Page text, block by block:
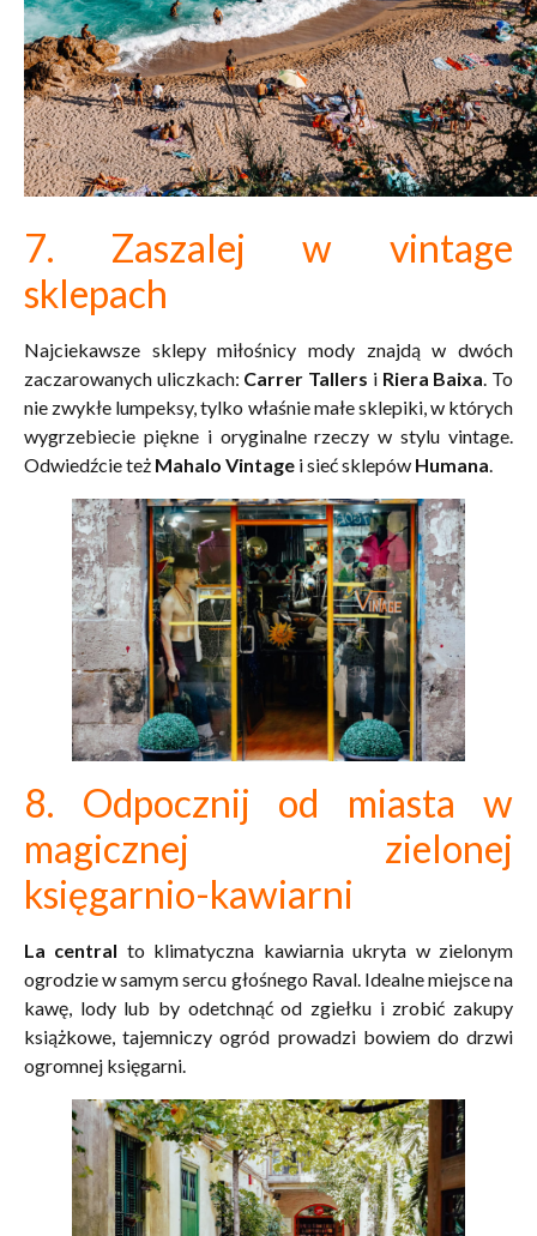
7. Zaszalej w vintage
sklepach
Najciekawsze sklepy miłośnicy mody znajdą w dwóch
zaczarowanych uliczkach: Carrer Tallers i Riera Baixa. To
nie zwykłe lumpeksy, tylko właśnie małe sklepiki, w których
wygrzebiecie piękne i oryginalne rzeczy w stylu vintage.
Odwiedźcie też Mahalo Vintage i sieć sklepów Humana.
8. Odpocznij od miasta w
magicznej zielonej
księgarnio-kawiarni
La central to klimatyczna kawiarnia ukryta w zielonym
ogrodzie w samym sercu głośnego Raval. Idealne miejsce na
kawę, lody lub by odetchnąć od zgiełku i zrobić zakupy
książkowe, tajemniczy ogród prowadzi bowiem do drzwi
ogromnej księgarni.